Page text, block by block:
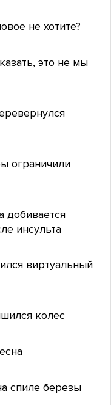
не хотите?
это не мы
ограничили
добивается
инсульта
виртуальный
колес
спиле березы